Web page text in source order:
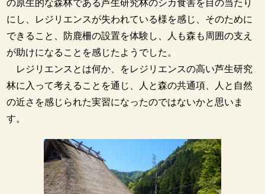
の原生的な森林である芦生研究林のシカ食害を目の当たり
にし、レジリエンスが失われている様を感じ、そのために
できること、防鹿柵の設置を体験し、人も森も周囲の支え
が助けになることを感じたようでした。
レジリエンスとは何か、をレジリエンスの高い芦生研究
林に入って考えることを通じ、人と森の共通項、人と自然
の近さを感じられた実習になったのではないかと思いま
す。